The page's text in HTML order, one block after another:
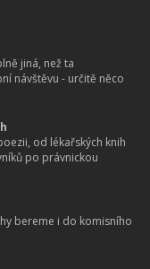
jiná, než ta
návštěvu - určitě něco
od lékařských knih
po právnickou
bereme i do komisního